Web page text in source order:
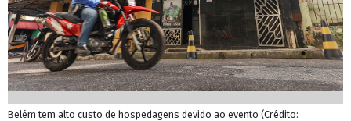
Belém tem alto custo de hospedagens devido ao evento (Crédito: